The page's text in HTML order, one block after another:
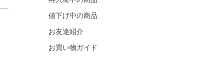
値下げ中の商品
お友達紹介
お買い物ガイド